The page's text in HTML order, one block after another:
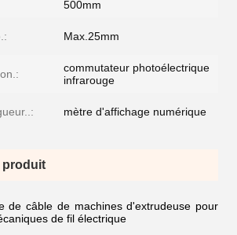
500mm
Max.25mm
commutateur photoélectrique
infrarouge
mètre d'affichage numérique
produit
de câble de machines d'extrudeuse pour
de fil électrique